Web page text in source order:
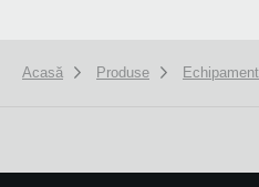
Acasă Produse